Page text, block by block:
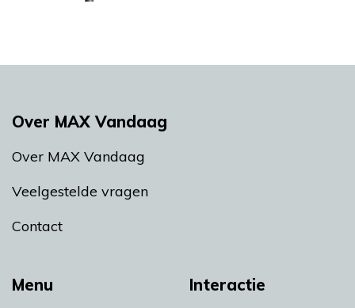
Menu Interactie
Over MAX Vandaag
Over MAX Vandaag
Veelgestelde vragen
Contact